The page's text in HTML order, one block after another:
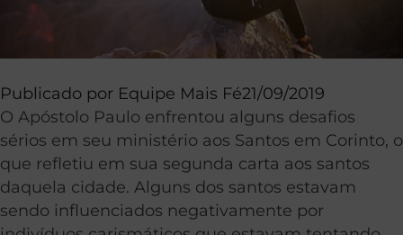
Publicado por Equipe Mais Fé21/09/2019
O Apóstolo Paulo enfrentou alguns desafios
sérios em seu ministério aos Santos em Corinto, o
que refletiu em sua segunda carta aos santos
daquela cidade. Alguns dos santos estavam
sendo influenciados negativamente por